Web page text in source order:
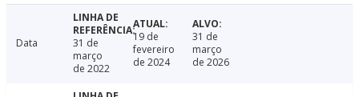
Data
31 de
março
de 2022
19 de
fevereiro
de 2024
31 de
março
de 2026